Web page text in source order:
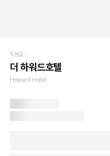
5성급 ·
더 하워드호텔
Howard Hotel